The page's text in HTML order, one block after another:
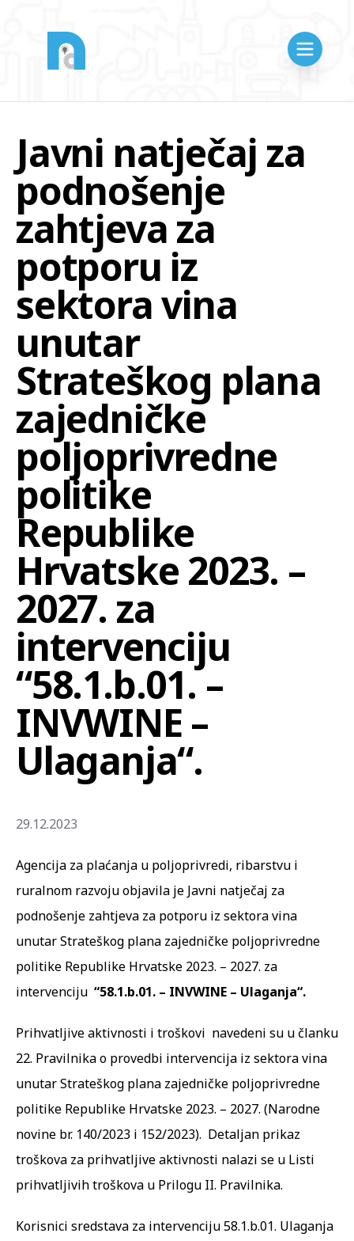
Javni natječaj za
podnošenje
zahtjeva za
potporu iz
sektora vina
unutar
Strateškog plana
zajedničke
poljoprivredne
politike
Republike
Hrvatske 2023. –
2027. za
intervenciju
“58.1.b.01. –
INVWINE –
Ulaganja“.
29.12.2023
Agencija za plaćanja u poljoprivredi, ribarstvu i
ruralnom razvoju objavila je Javni natječaj za
podnošenje zahtjeva za potporu iz sektora vina
unutar Strateškog plana zajedničke poljoprivredne
politike Republike Hrvatske 2023. – 2027. za
intervenciju “58.1.b.01. – INVWINE – Ulaganja“.
Prihvatljive aktivnosti i troškovi navedeni su u članku
22. Pravilnika o provedbi intervencija iz sektora vina
unutar Strateškog plana zajedničke poljoprivredne
politike Republike Hrvatske 2023. – 2027. (Narodne
novine br. 140/2023 i 152/2023). Detaljan prikaz
troškova za prihvatljive aktivnosti nalazi se u Listi
prihvatljivih troškova u Prilogu II. Pravilnika.
Korisnici sredstava za intervenciju 58.1.b.01. Ulaganja